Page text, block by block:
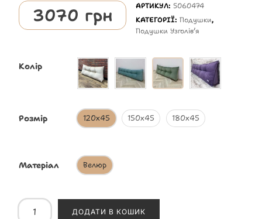
3070 грн АРТИКУЛ: 5060474
КАТЕГОРІЇ:Подушки,
Подушки Узголівʼя
Колір
Розмір 120х45 150х45 180х45
Матеріал Велюр
ДОДАТИ В КОШИК